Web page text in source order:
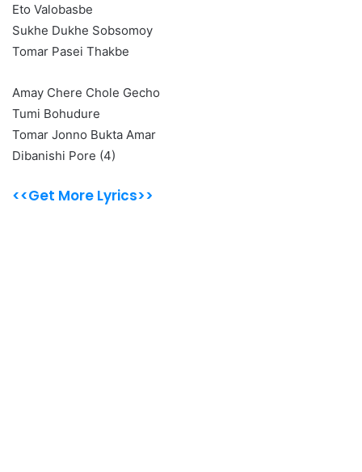
Eto Valobasbe
Sukhe Dukhe Sobsomoy
Tomar Pasei Thakbe
Amay Chere Chole Gecho
Tumi Bohudure
Tomar Jonno Bukta Amar
Dibanishi Pore (4)
<<Get More Lyrics>>